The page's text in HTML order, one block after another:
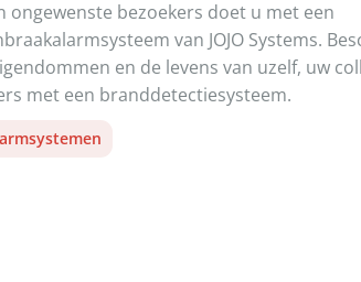
ongewenste bezoekers doet u met een
van JOJO Systems.
en de levens van uzelf, uw
met een branddetectiesysteem.